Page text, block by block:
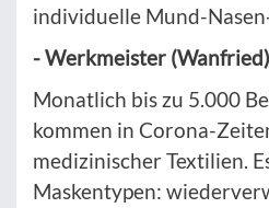
individuelle Mund-
- Werkmeister
Monatlich bis zu 5.000
kommen in Corona-
medizinischer Textilien.
Maskentypen: